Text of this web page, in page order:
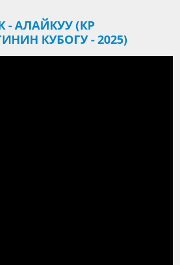
АЛАЙКУУ (КР
КУБОГУ - 2025)